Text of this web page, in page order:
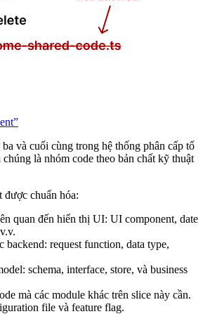
và cuối cùng trong hệ thống phân cấp tổ
là nhóm code theo bản chất kỹ thuật
được chuẩn hóa:
quan đến hiển thị UI: UI component, date
request function, data type,
schema, interface, store, và business
mà các module khác trên slice này cần.
file và feature flag.